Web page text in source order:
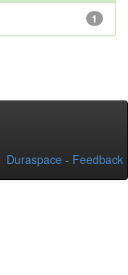
1
Duraspace - Feedback